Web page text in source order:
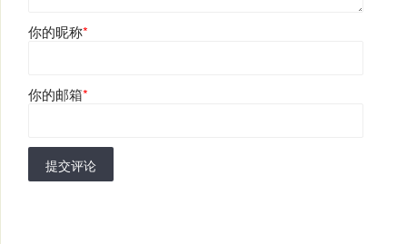
你的昵称*
你的邮箱*
提交评论